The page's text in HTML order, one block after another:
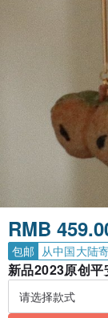
RMB
包邮 从中国大陆
新品2023原创